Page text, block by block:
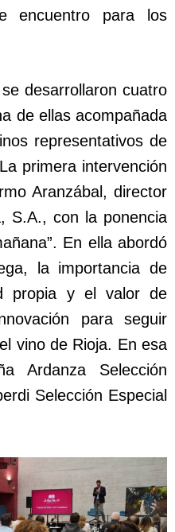
encuentro para los
desarrollaron cuatro
de ellas acompañada
representativos de
primera intervención
Aranzábal, director
S.A., con la ponencia
En ella abordó
la importancia de
propia y el valor de
para seguir
vino de Rioja. En esa
Ardanza Selección
Selección Especial